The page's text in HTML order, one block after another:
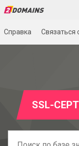
Справка Связаться
SSL-